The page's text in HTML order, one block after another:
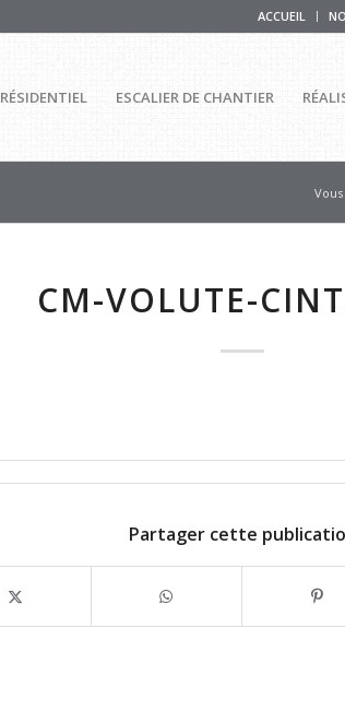
ACCUEIL
RÉSIDENTIEL ESCALIER DE CHANTIER
CM-VOLUTE-
Partager cette